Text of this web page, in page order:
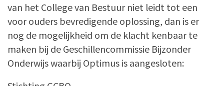
van het College van Bestuur niet leidt tot een
voor ouders bevredigende oplossing, dan is er
nog de mogelijkheid om de klacht kenbaar te
maken bij de Geschillencommissie Bijzonder
Onderwijs waarbij Optimus is aangesloten: